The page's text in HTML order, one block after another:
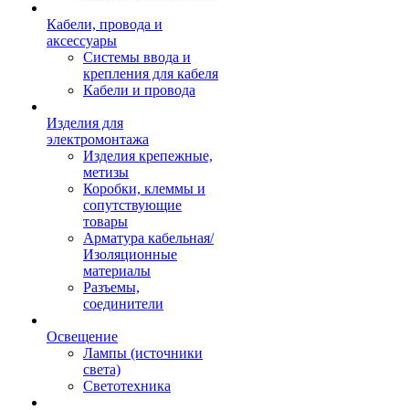
Кабели, провода и
аксессуары
Системы ввода и
крепления для кабеля
Кабели и провода
Изделия для
электромонтажа
Изделия крепежные,
метизы
Коробки, клеммы и
сопутствующие
товары
Арматура кабельная/
Изоляционные
материалы
Разъемы,
соединители
Освещение
Лампы (источники
света)
Светотехника